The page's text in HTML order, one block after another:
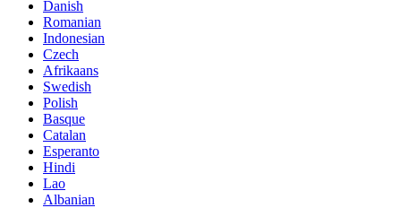
Danish
Romanian
Indonesian
Czech
Afrikaans
Swedish
Polish
Basque
Catalan
Esperanto
Hindi
Lao
Albanian